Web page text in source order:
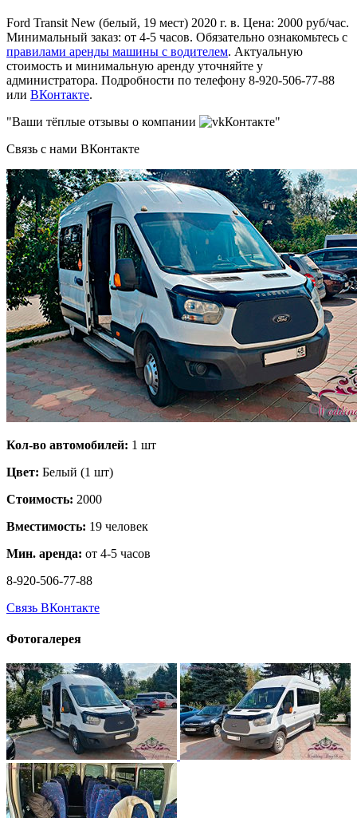
Ford Transit New (белый, 19 мест) 2020 г. в. Цена: 2000 руб/час.
Минимальный заказ: от 4-5 часов. Обязательно ознакомьтесь с
правилами аренды машины с водителем. Актуальную
стоимость и минимальную аренду уточняйте у
администратора. Подробности по телефону 8-920-506-77-88
или ВКонтакте.
"Ваши тёплые отзывы о компании
Контакте"
Связь с нами ВКонтакте
Кол-во автомобилей: 1 шт
Цвет: Белый (1 шт)
Стоимость: 2000
Вместимость: 19 человек
Мин. аренда: от 4-5 часов
8-920-506-77-88
Связь ВКонтакте
Фотогалерея